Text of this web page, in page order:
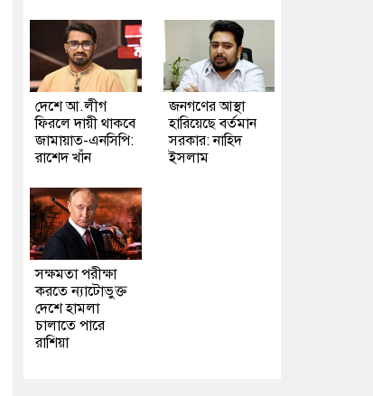
দেশে আ.লীগ
ফিরলে দায়ী থাকবে
জামায়াত-এনসিপি:
রাশেদ খাঁন
জনগণের আস্থা
হারিয়েছে বর্তমান
সরকার: নাহিদ
ইসলাম
সক্ষমতা পরীক্ষা
করতে ন্যাটোভুক্ত
দেশে হামলা
চালাতে পারে
রাশিয়া